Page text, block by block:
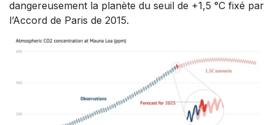
dangereusement la planète du seuil de +1,5 °C fixé par
l’Accord de Paris de 2015.